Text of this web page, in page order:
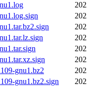
gnu1.bz2
gnu1.bz2.sign